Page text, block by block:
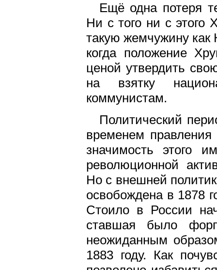
Ещё одна потеря
Ни с того ни с
такую жемчужину как
когда положение
ценой утвердить
на взятку
коммунистам.
Политический
временем
значимость этого
революционной
Но с внешней
освобождена в 1878
Стоило в России
ставшая было
неожиданным
1883 году. Как